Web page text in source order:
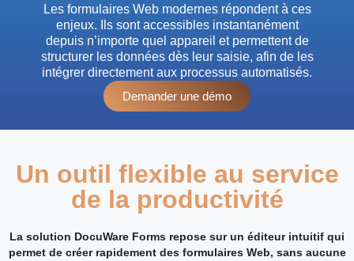
Les formulaires Web modernes répondent à ces
enjeux. Ils sont accessibles instantanément
depuis n’importe quel appareil et permettent de
structurer les données dès leur saisie, afin de les
intégrer directement aux processus automatisés.
Demander une démo
Un outil flexible au service
de la productivité
La solution DocuWare Forms repose sur un éditeur intuitif qui
permet de créer rapidement des formulaires Web, sans aucune